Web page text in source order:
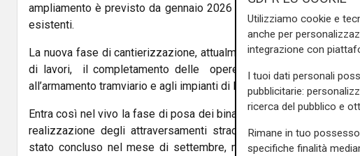
ampliamento è previsto da gennaio 2026 con la posa di altri tre
esistenti.
La nuova fase di cantierizzazione, attualmente in corso, prevede
di lavori, il completamento delle opere murarie e l’esecuzione
all’armamento tramviario e agli impianti di linea.
Entra così nel vivo la fase di posa dei binari lungo l’intero tracciato
realizzazione degli attraversamenti stradali. Il primo intervento,
stato concluso nel mese di settembre, mentre i restanti 18
Utilizziamo cookie e
anche per
integrazione con
I tuoi dati personali
pubblicitarie:
ricerca del pubblico e
Rimane in tuo
specifiche finalità